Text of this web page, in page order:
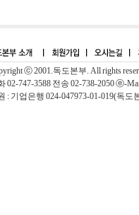
ⓒ 2001.독도본부. All rights
02-747-3588 전송 02-738-2050 ⓔ-
: 기업은행 024-047973-01-019(독도